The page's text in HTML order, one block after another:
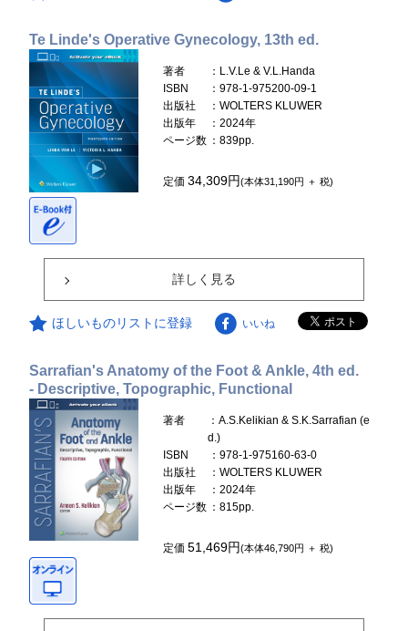
Te Linde's Operative Gynecology, 13th ed.
著者
：L.V.Le & V.L.Handa
ISBN
：978-1-975200-09-1
出版社
：WOLTERS KLUWER
出版年
：2024年
ページ数 ：839pp.
定価34,309円(本体31,190円 ＋ 税)
詳しく見る
ほしいものリストに登録 いいね
Sarrafian's Anatomy of the Foot & Ankle, 4th ed.
- Descriptive, Topographic, Functional
著者
：A.S.Kelikian & S.K.Sarrafian (e
d.)
ISBN
：978-1-975160-63-0
出版社
：WOLTERS KLUWER
出版年
：2024年
ページ数 ：815pp.
定価51,469円(本体46,790円 ＋ 税)